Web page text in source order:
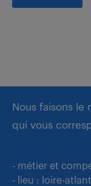
Nous faisons le
qui vous
- métier et
- lieu : loire-